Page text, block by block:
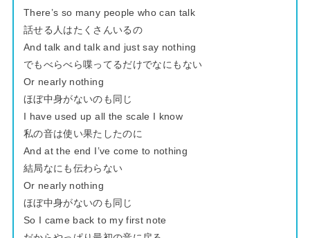
There’s so many people who can talk
話せる人はたくさんいるの
And talk and talk and just say nothing
でもべらべら喋ってるだけでなにもない
Or nearly nothing
ほぼ中身がないのも同じ
I have used up all the scale I know
私の音は使い果たしたのに
And at the end I’ve come to nothing
結局なにも伝わらない
Or nearly nothing
ほぼ中身がないのも同じ
So I came back to my first note